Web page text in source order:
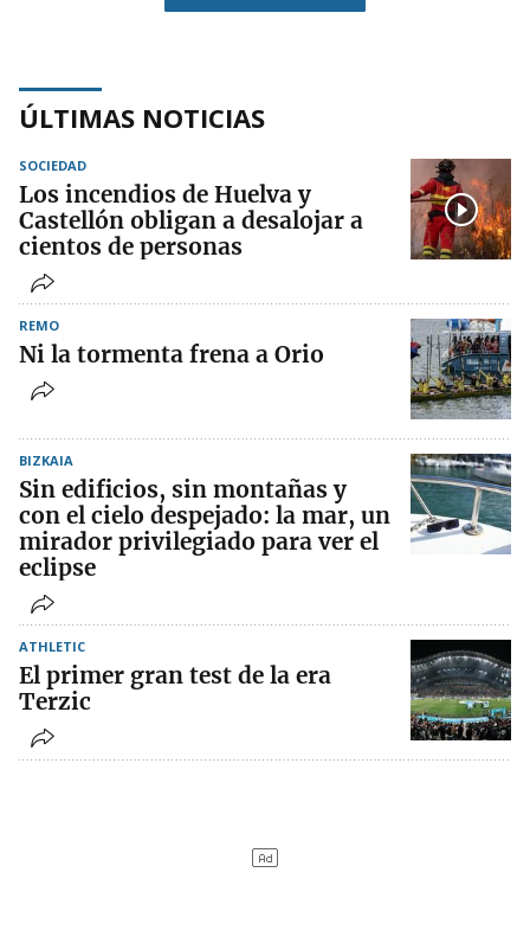
ÚLTIMAS NOTICIAS
SOCIEDAD
Los incendios de Huelva y
Castellón obligan a desalojar a
cientos de personas
REMO
Ni la tormenta frena a Orio
BIZKAIA
Sin edificios, sin montañas y
con el cielo despejado: la mar, un
mirador privilegiado para ver el
eclipse
ATHLETIC
El primer gran test de la era
Terzic